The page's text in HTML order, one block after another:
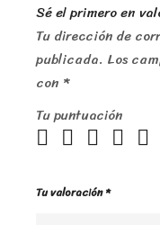
Sé el primero en
Tu dirección de
publicada. Los
con *
Tu puntuación
Tu valoración*